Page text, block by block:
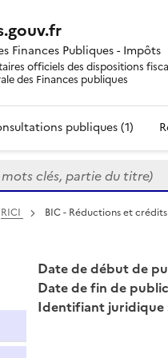
Finances Publiques - Impôts
officiels des dispositions
des Finances publiques
publiques (1)
clés, partie du titre)
RICI BIC - Réductions et
Date de début de
Date de fin de
Identifiant juridique